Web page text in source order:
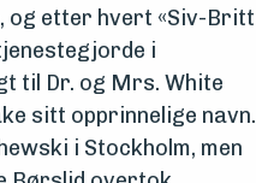
og etter hvert «Siv-Britt
i
til Dr. og Mrs. White
sitt opprinnelige navn.
i Stockholm, men